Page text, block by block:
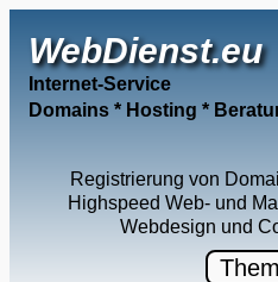
WebDienst.eu
Internet-Service
Domains * Hosting *
Registrierung von
Highspeed Web- und
Webdesign und